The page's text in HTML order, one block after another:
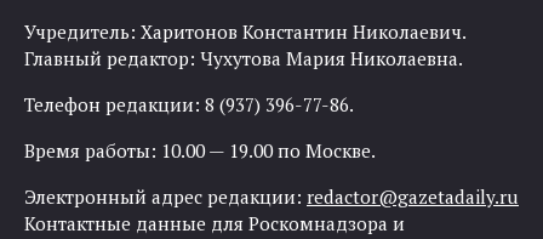
Учредитель: Харитонов Константин Николаевич.
Главный редактор: Чухутова Мария Николаевна.
Телефон редакции: 8 (937) 396-77-86.
Время работы: 10.00 — 19.00 по Москве.
Электронный адрес редакции: redactor@gazetadaily.ru
Контактные данные для Роскомнадзора и